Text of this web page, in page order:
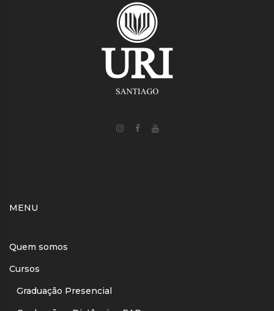
MENU
Quem somos
Cursos
Graduação Presencial